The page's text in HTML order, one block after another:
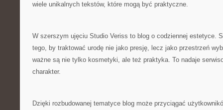
wiele unikalnych tekstów, które mogą być praktyczne.
W szerszym ujęciu Studio Veriss to blog o codziennej estetyce.
tego, by traktować urodę nie jako presję, lecz jako przestrzeń
ważne są nie tylko kosmetyki, ale też praktyka. To nadaje
charakter.
Dzięki rozbudowanej tematyce blog może przyciągać